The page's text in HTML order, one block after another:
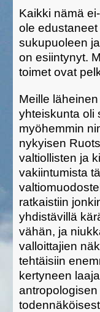
Kaikki nämä
ole
sukupuoleen
on esiintynyt.
toimet ovat
Meille
yhteiskunta oli
myöhemmin
nykyisen
valtiollisten ja
vakiintumista
ratkaistiin
yhdistävillä
vähän, ja
valloittajien
tehtäisiin
kertyneen